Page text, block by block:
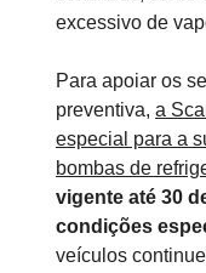
excessivo de
Para apoiar os
preventiva, a
especial para a
bombas de
vigente até 30
condições
veículos